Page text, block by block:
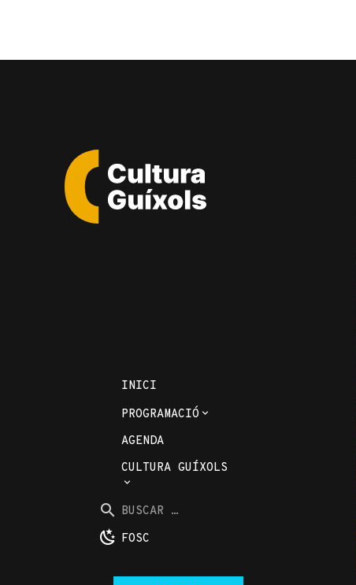
INICI
PROGRAMACIÓ
AGENDA
CULTURA GUÍXOLS
Buscar
per
web:
BUSCAR
... FOSC